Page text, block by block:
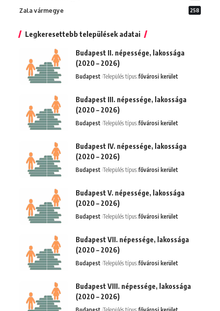
Zala vármegye 258
Legkeresettebb települések adatai
Budapest II. népessége, lakossága
(2020 – 2026)
Budapest Település típus:fővárosi kerület
Budapest III. népessége, lakossága
(2020 – 2026)
Budapest Település típus:fővárosi kerület
Budapest IV. népessége, lakossága
(2020 – 2026)
Budapest Település típus:fővárosi kerület
Budapest V. népessége, lakossága
(2020 – 2026)
Budapest Település típus:fővárosi kerület
Budapest VII. népessége, lakossága
(2020 – 2026)
Budapest Település típus:fővárosi kerület
Budapest VIII. népessége, lakossága
(2020 – 2026)